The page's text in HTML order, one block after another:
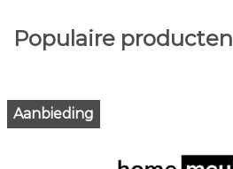
Populaire producten
Aanbieding